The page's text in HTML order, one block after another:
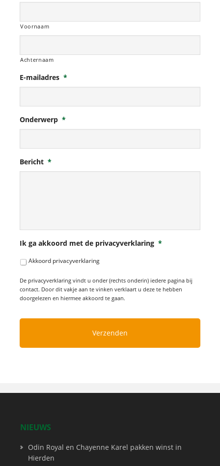
Voornaam
Achternaam
E-mailadres *
Onderwerp *
Bericht *
Ik ga akkoord met de privacyverklaring *
Akkoord privacyverklaring
De privacyverklaring vindt u onder (rechts onderin) iedere pagina bij
contact. Door dit vakje aan te vinken verklaart u deze te hebben
doorgelezen en hiermee akkoord te gaan.
NIEUWS
Odin Royal en Chayenne Karel pakken winst in
Hierden